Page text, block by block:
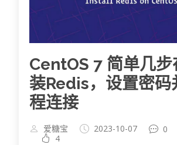
CentOS 7 简单几步
装Redis，设置密码
程连接
爱糖宝 2023-10-07 0
4